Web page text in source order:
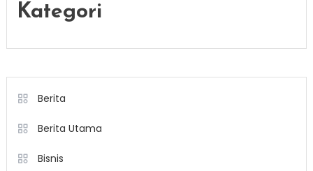
Kategori
Berita
Berita Utama
Bisnis